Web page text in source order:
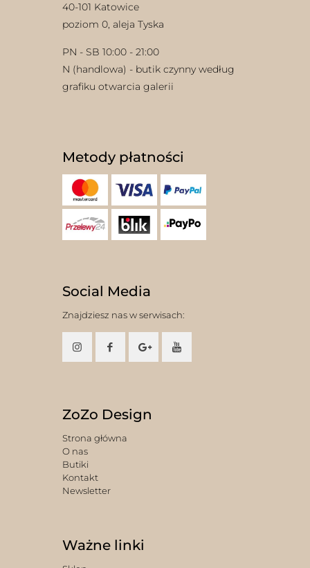
40-101 Katowice
poziom 0, aleja Tyska
PN - SB 10:00 - 21:00
N (handlowa) - butik czynny według
grafiku otwarcia galerii
Metody płatności
Social Media
Znajdziesz nas w serwisach:
ZoZo Design
Strona główna
O nas
Butiki
Kontakt
Newsletter
Ważne linki